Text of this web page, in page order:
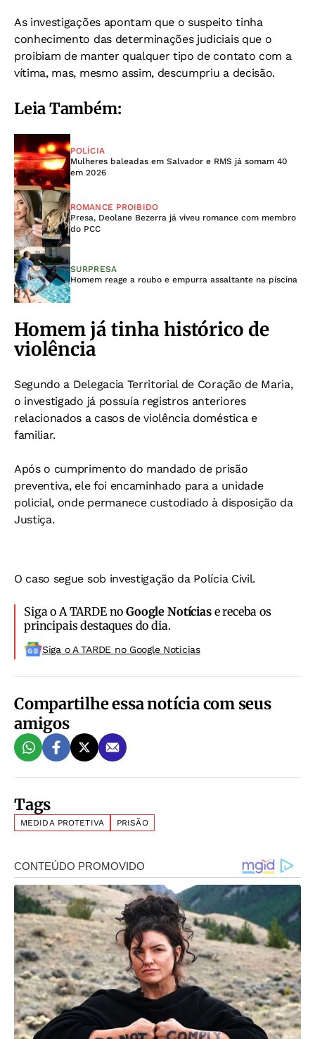
As investigações apontam que o suspeito tinha
conhecimento das determinações judiciais que o
proibiam de manter qualquer tipo de contato com a
vítima, mas, mesmo assim, descumpriu a decisão.
Leia Também:
POLÍCIA
Mulheres baleadas em Salvador e RMS já somam 40
em 2026
ROMANCE PROIBIDO
Presa, Deolane Bezerra já viveu romance com membro
do PCC
SURPRESA
Homem reage a roubo e empurra assaltante na piscina
Homem já tinha histórico de
violência
Segundo a Delegacia Territorial de Coração de Maria,
o investigado já possuía registros anteriores
relacionados a casos de violência doméstica e
familiar.
Após o cumprimento do mandado de prisão
preventiva, ele foi encaminhado para a unidade
policial, onde permanece custodiado à disposição da
Justiça.
O caso segue sob investigação da Polícia Civil.
Siga o A TARDE noGoogle Notíciase receba os
principais destaques do dia.
Siga o A TARDE no Google Noticias
Compartilhe essa notícia com seus
amigos
Tags
MEDIDA PROTETIVA PRISÃO